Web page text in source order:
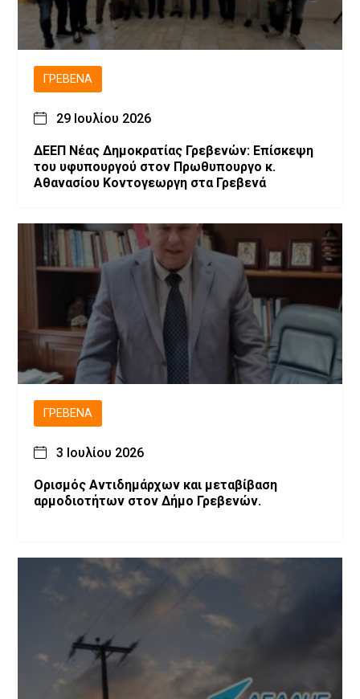
ΓΡΕΒΕΝΆ
29 Ιουλίου 2026
ΔΕΕΠ Νέας Δημοκρατίας Γρεβενών: Επίσκεψη
του υφυπουργού στον Πρωθυπουργο κ.
Αθανασίου Κοντογεωργη στα Γρεβενά
ΓΡΕΒΕΝΆ
3 Ιουλίου 2026
Ορισμός Αντιδημάρχων και μεταβίβαση
αρμοδιοτήτων στον Δήμο Γρεβενών.